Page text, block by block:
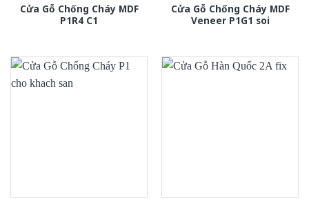
Cửa Gỗ Chống Cháy MDF
P1R4 C1
Cửa Gỗ Chống Cháy MDF
Veneer P1G1 soi